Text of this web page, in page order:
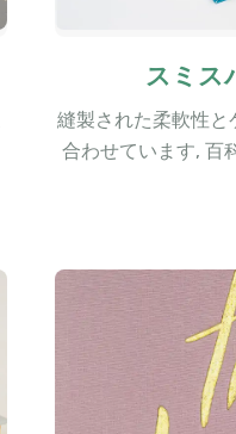
スミス
縫製された柔軟性
合わせています, 百